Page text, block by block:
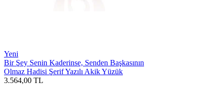
Yeni
Bir Şey Senin Kaderinse, Senden Başkasının
Olmaz Hadisi Şerif Yazılı Akik Yüzük
3.564,00 TL